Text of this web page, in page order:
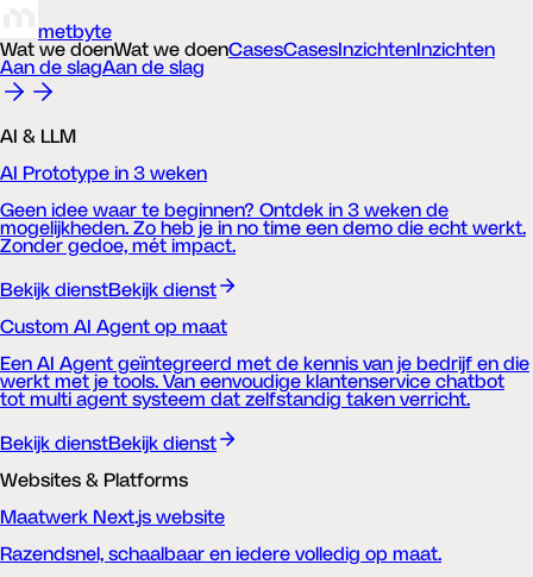
metbyte
Wat we doenWat we doenCasesCases Inzichten Inzichten
Aan de slagAan de slag
AI & LLM
AI Prototype in 3 weken
Geen idee waar te beginnen? Ontdek in 3 weken de
mogelijkheden. Zo heb je in no time een demo die echt werkt.
Zonder gedoe, mét impact.
Bekijk dienstBekijk dienst
Custom AI Agent op maat
Een AI Agent geïntegreerd met de kennis van je bedrijf en die
werkt met je tools. Van eenvoudige klantenservice chatbot
tot multi agent systeem dat zelfstandig taken verricht.
Bekijk dienstBekijk dienst
Websites & Platforms
Maatwerk Next.js website
Razendsnel, schaalbaar en iedere volledig op maat.